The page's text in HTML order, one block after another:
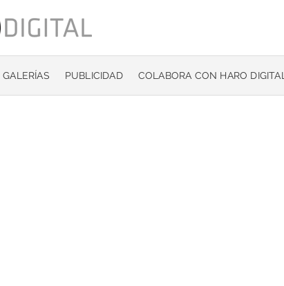
GALERÍAS PUBLICIDAD COLABORA CON HARO DIGITAL